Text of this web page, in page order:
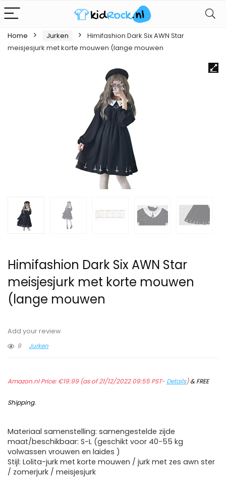
Home Jurken
Himifashion Dark Six AWN Star
meisjesjurk met korte mouwen (lange mouwen
Himifashion Dark Six AWN Star
meisjesjurk met korte mouwen
(lange mouwen
Add your review
9
Jurken
Amazon.nl Price:€19.99(as of 21/12/2022 09:55 PST- Details)&FREE
Shipping.
Materiaal samenstelling: samengestelde zijde
maat/beschikbaar: S-L (geschikt voor 40-55 kg
volwassen vrouwen en laides )
Stijl: Lolita-jurk met korte mouwen / jurk met zes awn ster
/ zomerjurk / meisjesjurk